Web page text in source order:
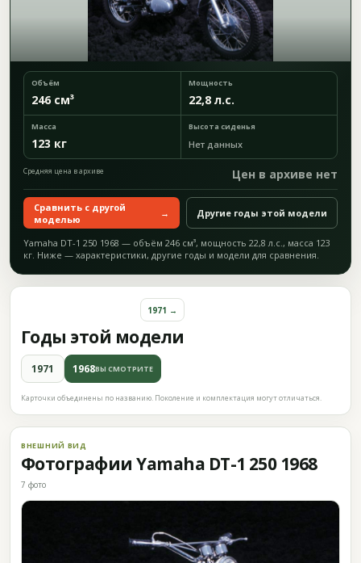
Объём
246 см³
Мощность
22,8 л.с.
Масса
123 кг
Высота сиденья
Нет данных
Средняя цена в архиве Цен в архиве нет
Сравнить с другой
моделью
→ Другие годы этой модели
Yamaha DT-1 250 1968 — объём 246 см³, мощность 22,8 л.с., масса 123
кг. Ниже — характеристики, другие годы и модели для сравнения.
Годы этой модели
1971 →
1971 1968ВЫ СМОТРИТЕ
Карточки объединены по названию. Поколение и комплектация могут отличаться.
ВНЕШНИЙ ВИД
Фотографии Yamaha DT-1 250 1968
7 фото